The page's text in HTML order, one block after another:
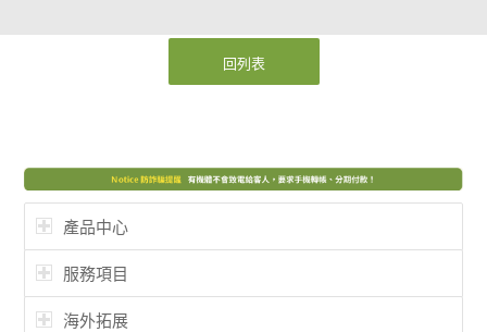
回列表
產品中心
服務項目
海外拓展